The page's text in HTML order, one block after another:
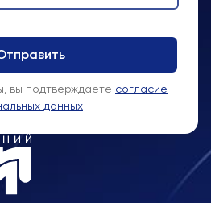
вы подтверждаете согласие
данных